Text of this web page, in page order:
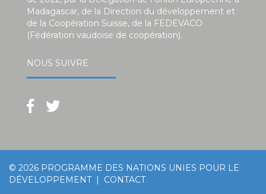
Madagascar, de la Direction du développement et
de la Coopération Suisse, de la FEDEVACO
(Fédération vaudoise de coopération).
NOUS SUIVRE
© 2026 PROGRAMME DES NATIONS UNIES POUR LE
DÉVELOPPEMENT| CONTACT